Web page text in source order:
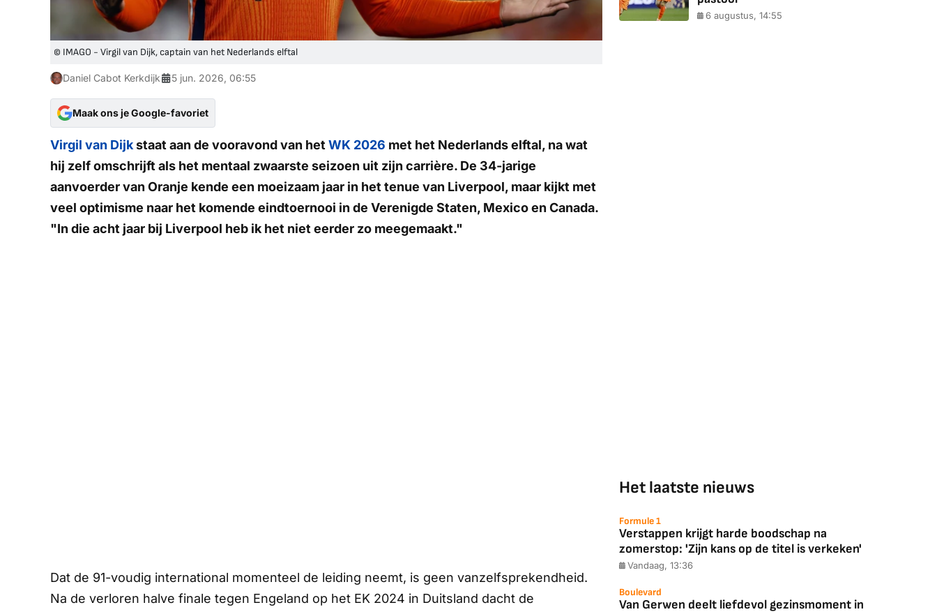
© IMAGO - Virgil van Dijk, captain van het Nederlands elftal
Daniel Cabot Kerkdijk 5 jun. 2026, 06:55
Maak ons je Google-favoriet
Virgil van Dijkstaat aan de vooravond van het WK 2026 met het Nederlands elftal, na wat
hij zelf omschrijft als het mentaal zwaarste seizoen uit zijn carrière. De 34-jarige
aanvoerder van Oranje kende een moeizaam jaar in het tenue van Liverpool, maar kijkt met
veel optimisme naar het komende eindtoernooi in de Verenigde Staten, Mexico en Canada.
"In die acht jaar bij Liverpool heb ik het niet eerder zo meegemaakt."
Dat de 91-voudig international momenteel de leiding neemt, is geen vanzelfsprekendheid.
Na de verloren halve finale tegen Engeland op het EK 2024 in Duitsland dacht de
6 augustus, 14:55
Het laatste nieuws
Formule 1
Verstappen krijgt harde boodschap na
zomerstop: 'Zijn kans op de titel is verkeken'
Vandaag, 13:36
Boulevard
Van Gerwen deelt liefdevol gezinsmoment in